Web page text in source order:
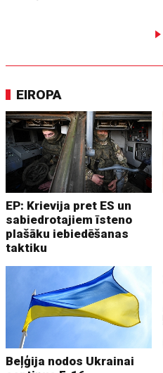
EIROPA
EP: Krievija pret ES un
sabiedrotajiem īsteno
plašāku iebiedēšanas
taktiku
Beļģija nodos Ukrainai